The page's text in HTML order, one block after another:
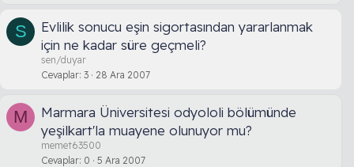
S
Evlilik sonucu eşin sigortasından yararlanmak
için ne kadar süre geçmeli?
sen/duyar
Cevaplar 3 28 Ara 2007
M
Marmara Üniversitesi odyololi bölümünde
yeşilkart'la muayene olunuyor mu?
memet63500
Cevaplar 0 5 Ara 2007